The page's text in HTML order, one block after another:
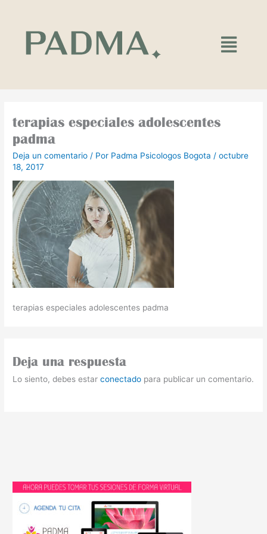
contenido
Main
Menu
terapias especiales adolescentes
padma
Deja un comentario / Por Padma Psicologos Bogota /octubre
18, 2017
terapias especiales adolescentes padma
Deja una respuesta
Lo siento, debes estarconectado para publicar un comentario.